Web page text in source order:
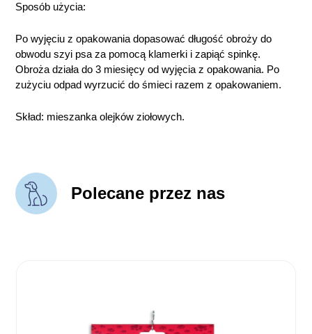
Sposób użycia:
Po wyjęciu z opakowania dopasować długość obroży do
obwodu szyi psa za pomocą klamerki i zapiąć spinkę.
Obroża działa do 3 miesięcy od wyjęcia z opakowania. Po
zużyciu odpad wyrzucić do śmieci razem z opakowaniem.
Skład: mieszanka olejków ziołowych.
Polecane przez nas